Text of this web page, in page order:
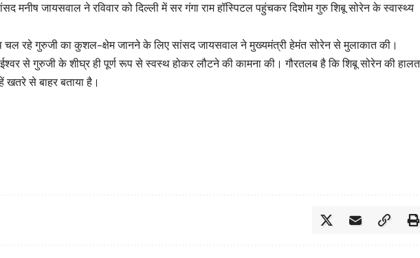
मनीष जायसवाल ने रविवार को दिल्ली में सर गंगा राम हॉस्पिटल पहुंचकर दिशोम गुरु शिबू सोरेन के स्वास्थ्य
चल रहे गुरुजी का कुशल-क्षेम जानने के लिए सांसद जायसवाल ने मुख्यमंत्री हेमंत सोरेन से मुलाकात की।
से गुरुजी के शीघ्र ही पूर्ण रूप से स्वस्थ होकर लौटने की कामना की। गौरतलब है कि शिबू सोरेन की हालत
खतरे से बाहर बताया है।